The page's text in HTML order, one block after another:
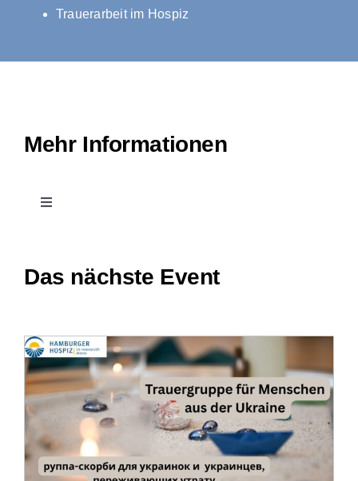
Trauerarbeit im Hospiz
Mehr Informationen
Toggle
Stellenangebote
Downloads
Impressum
Das nächste Event